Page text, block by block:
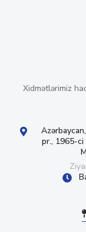
Xidmətlərimiz
pr., 1965-ci